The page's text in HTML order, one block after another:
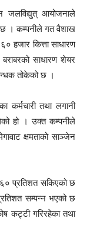
जलविद्युत् आयोजनाले
छ । कम्पनीले गत वैशाख
हजार कित्ता साधारण
साधारण शेयर
तोकेको छ ।
कर्मचारी तथा लगानी
हो । उक्त कम्पनीले
क्षमताको साञ्जेन
६० प्रतिशत सकिएको छ
सम्पन्न भएको छ
कट्टी गरिरहेका तथा